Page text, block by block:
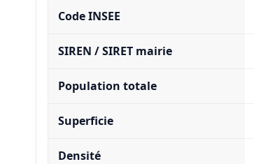
Code INSEE
SIREN / SIRET mairie
Population totale
Superficie
Densité